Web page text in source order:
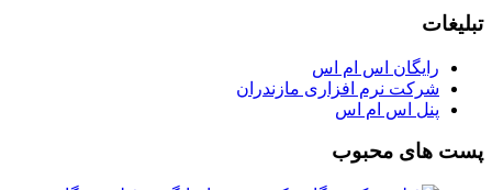
تبلیغات
رایگان اس ام اس
شرکت نرم افزاری مازندران
پنل اس ام اس
پست های محبوب